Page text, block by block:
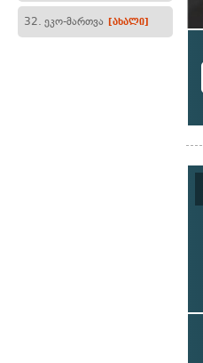
32. ეკო-მართვა [ახალი]